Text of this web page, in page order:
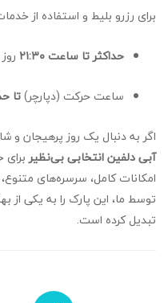
برای رزرو بلیط و استفاده از
حداکثر تا ساعت ۲۱:۳۰
ساعت حرکت (دپارچر)تا
اگر به دنبال یک روز پرهیجان و
آبی دلفین انتخابی بی‌نظیربرای
امکانات کامل، سرسره‌های
توسط ما، این پارک را به یکی از
تبدیل کرده است.